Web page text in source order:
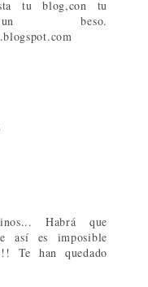
tu blog,con tu
beso.
Habrá que
así es imposible
Te han quedado